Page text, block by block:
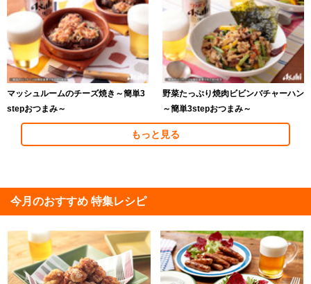
マッシュルームのチーズ焼き～簡単3
stepおつまみ～
野菜たっぷり焼肉ビビンバチャーハン
～簡単3stepおつまみ～
もっと見る
今月のおすすめ 特集レシピ